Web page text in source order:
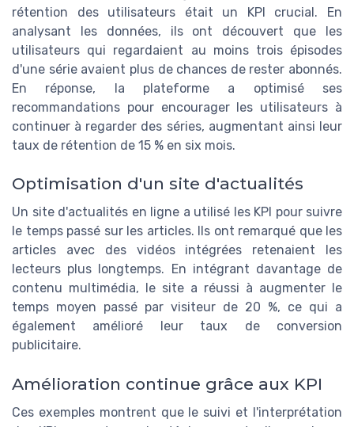
rétention des utilisateurs était un KPI crucial. En
analysant les données, ils ont découvert que les
utilisateurs qui regardaient au moins trois épisodes
d'une série avaient plus de chances de rester abonnés.
En réponse, la plateforme a optimisé ses
recommandations pour encourager les utilisateurs à
continuer à regarder des séries, augmentant ainsi leur
taux de rétention de 15 % en six mois.
Optimisation d'un site d'actualités
Un site d'actualités en ligne a utilisé les KPI pour suivre
le temps passé sur les articles. Ils ont remarqué que les
articles avec des vidéos intégrées retenaient les
lecteurs plus longtemps. En intégrant davantage de
contenu multimédia, le site a réussi à augmenter le
temps moyen passé par visiteur de 20 %, ce qui a
également amélioré leur taux de conversion
publicitaire.
Amélioration continue grâce aux KPI
Ces exemples montrent que le suivi et l'interprétation